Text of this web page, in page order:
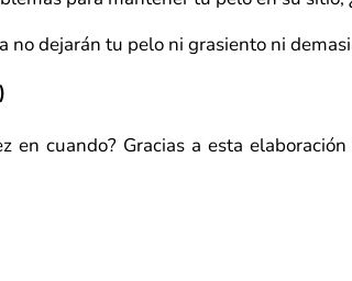
no dejarán tu pelo ni grasiento ni
cuando? Gracias a esta